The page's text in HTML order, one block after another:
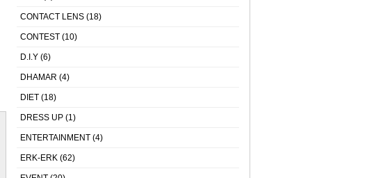
CONTACT LENS (18)
CONTEST (10)
D.I.Y (6)
DHAMAR (4)
DIET (18)
DRESS UP (1)
ENTERTAINMENT (4)
ERK-ERK (62)